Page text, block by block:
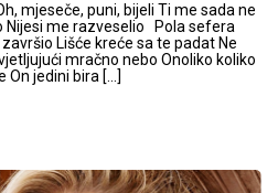
mjeseče, puni, bijeli Ti me sada ne
Nijesi me razveselio Pola sefera
Lišće kreće sa te padat Ne
mračno nebo Onoliko koliko
On jedini bira […]